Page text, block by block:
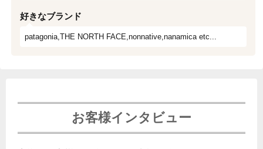
好きなブランド
patagonia,THE NORTH FACE,nonnative,nanamica etc...
お客様インタビュー